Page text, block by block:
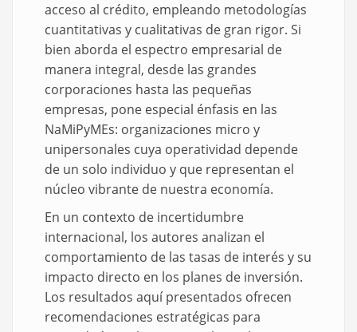
acceso al crédito, empleando metodologías
cuantitativas y cualitativas de gran rigor. Si
bien aborda el espectro empresarial de
manera integral, desde las grandes
corporaciones hasta las pequeñas
empresas, pone especial énfasis en las
NaMiPyMEs: organizaciones micro y
unipersonales cuya operatividad depende
de un solo individuo y que representan el
núcleo vibrante de nuestra economía.
En un contexto de incertidumbre
internacional, los autores analizan el
comportamiento de las tasas de interés y su
impacto directo en los planes de inversión.
Los resultados aquí presentados ofrecen
recomendaciones estratégicas para